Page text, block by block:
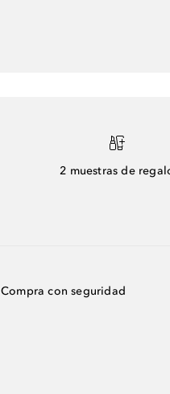
2 muestras de
Compra con seguridad